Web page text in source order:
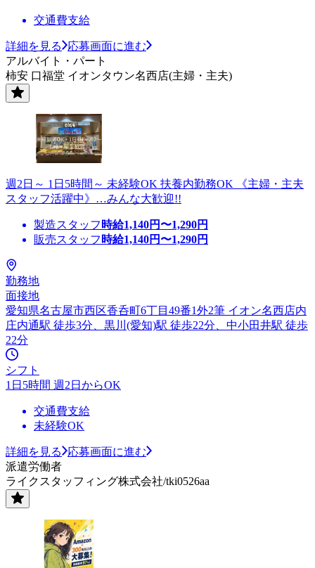
交通費支給
詳細を見る
応募画面に進む
アルバイト・パート
柿安 口福堂 イオンタウン名西店(主婦・主夫)
週2日～ 1日5時間～ 未経験OK 扶養内勤務OK 《主婦・主夫
スタッフ活躍中》…みんな大歓迎!!
製造スタッフ 時給1,140円〜1,290円
販売スタッフ 時給1,140円〜1,290円
勤務地
面接地
愛知県名古屋市西区香呑町6丁目49番1外2筆 イオン名西店内
庄内通駅 徒歩3分、黒川(愛知)駅 徒歩22分、中小田井駅 徒歩
22分
シフト
1日5時間 週2日からOK
交通費支給
未経験OK
詳細を見る
応募画面に進む
派遣労働者
ライクスタッフィング株式会社/tki0526aa